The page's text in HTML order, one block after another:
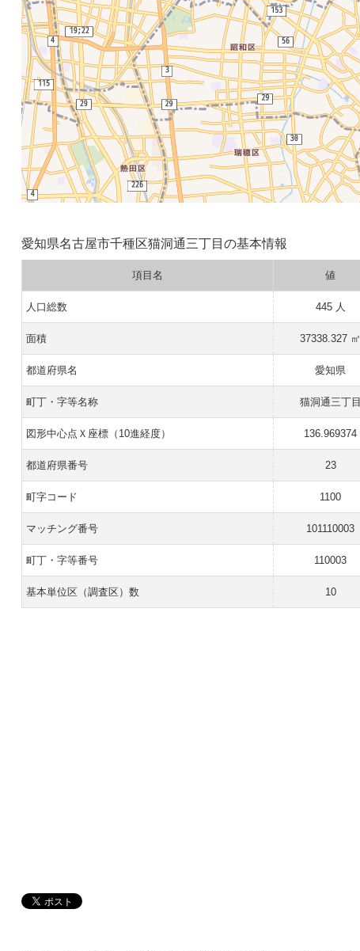
愛知県名古屋市千種区猫洞通三丁目の基本情報
項目名 値
人口総数 445 人
面積 37338.327 ㎡
都道府県名 愛知県
町丁・字等名称 猫洞通三丁目
図形中心点Ｘ座標（10進経度） 136.969374
都道府県番号 23
町字コード 1100
マッチング番号 101110003
町丁・字等番号 110003
基本単位区（調査区）数 10